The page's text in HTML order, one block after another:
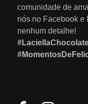
comunidade de
nós no Facebook e
nenhum detalhe!